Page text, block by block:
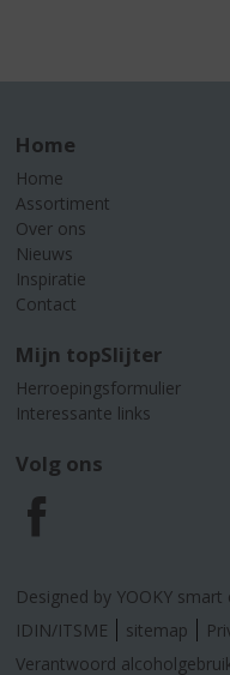
Home
Home
Assortiment
Over ons
Nieuws
Inspiratie
Contact
Mijn topSlijter
Herroepingsformulier
Interessante links
Volg ons
F
a
c
Designed by YOOKY smart
IDIN/ITSME
sitemap
Verantwoord